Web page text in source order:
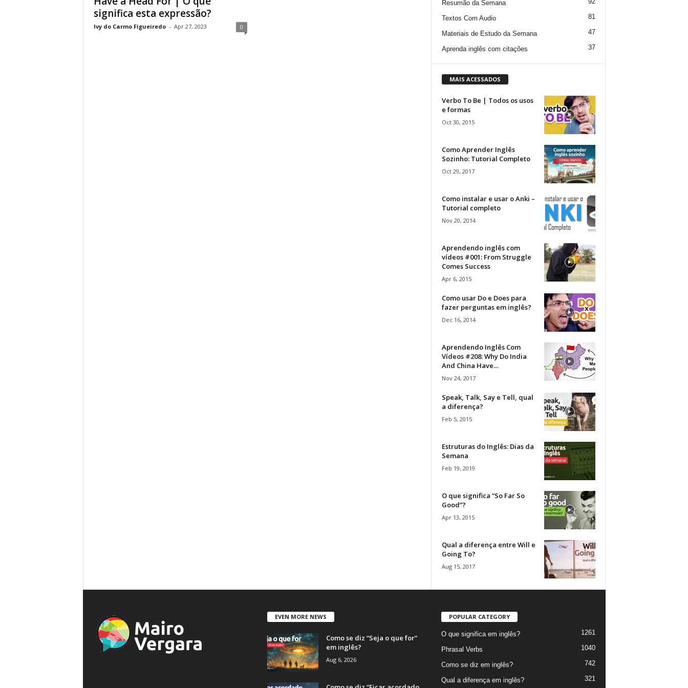
significa esta expressão?
Ivy do Carmo Figueiredo - Apr 27, 2023 0
Resumão da Semana
Textos Com Audio 81
Materiais de Estudo da Semana 47
Aprenda inglês com citações 37
MAIS ACESSADOS
Verbo To Be | Todos os usos
e formas
Oct 30, 2015
Como Aprender Inglês
Sozinho: Tutorial Completo
Oct 29, 2017
Como instalar e usar o Anki –
Tutorial completo
Nov 20, 2014
Aprendendo inglês com
vídeos #001: From Struggle
Comes Success
Apr 6, 2015
Como usar Do e Does para
fazer perguntas em inglês?
Dec 16, 2014
Aprendendo Inglês Com
Vídeos #208: Why Do India
And China Have...
Nov 24, 2017
Speak, Talk, Say e Tell, qual
a diferença?
Feb 5, 2015
Estruturas do Inglês: Dias da
Semana
Feb 19, 2019
O que significa “So Far So
Good”?
Apr 13, 2015
Qual a diferença entre Will e
Going To?
Aug 15, 2017
EVEN MORE NEWS
Como se diz “Seja o que for”
em inglês?
Aug 6, 2026
POPULAR CATEGORY
O que significa em inglês? 1261
Phrasal Verbs 1040
Como se diz em inglês? 742
Qual a diferença em inglês? 321